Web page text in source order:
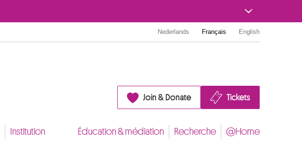
Nederlands Français English
Join & Donate Tickets
Institution Éducation & médiation Recherche @Home